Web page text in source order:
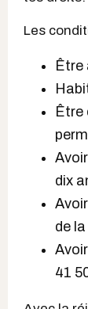
Les
Être
Être
dix
de
41